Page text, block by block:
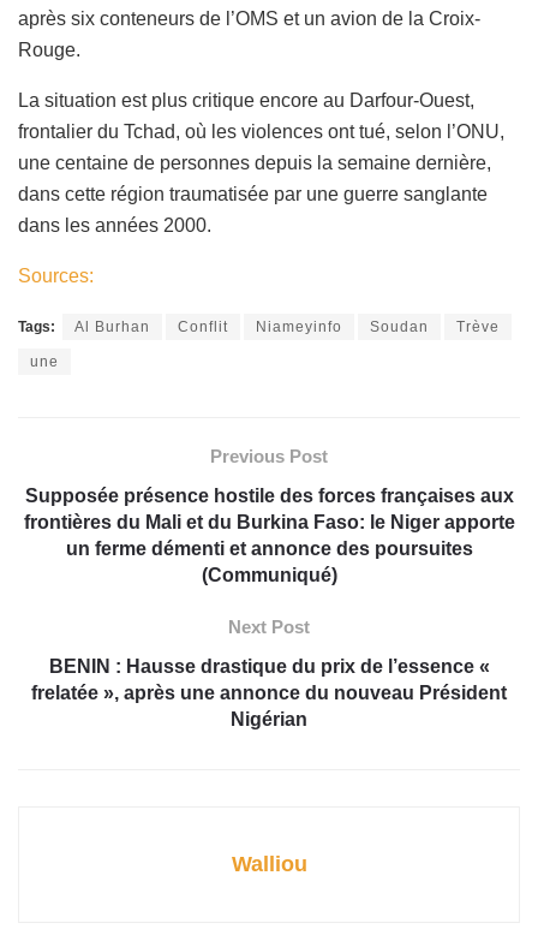
après six conteneurs de l’OMS et un avion de la Croix-
Rouge.
La situation est plus critique encore au Darfour-Ouest,
frontalier du Tchad, où les violences ont tué, selon l’ONU,
une centaine de personnes depuis la semaine dernière,
dans cette région traumatisée par une guerre sanglante
dans les années 2000.
Sources:
Tags: Al Burhan Conflit Niameyinfo Soudan Trève
une
Previous Post
Supposée présence hostile des forces françaises aux
frontières du Mali et du Burkina Faso: le Niger apporte
un ferme démenti et annonce des poursuites
(Communiqué)
Next Post
BENIN : Hausse drastique du prix de l’essence «
frelatée », après une annonce du nouveau Président
Nigérian
Walliou